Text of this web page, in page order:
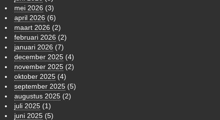
mei 2026 (3)
april 2026 (6)
maart 2026 (2)
februari 2026 (2)
januari 2026 (7)
december 2025 (4)
november 2025 (2)
oktober 2025 (4)
september 2025 (5)
augustus 2025 (2)
juli 2025 (1)
juni 2025 (5)